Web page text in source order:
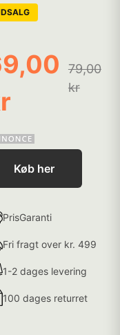
79,00
kr
Køb her
PrisGaranti
Fri fragt over kr. 499
1-2 dages levering
100 dages returret